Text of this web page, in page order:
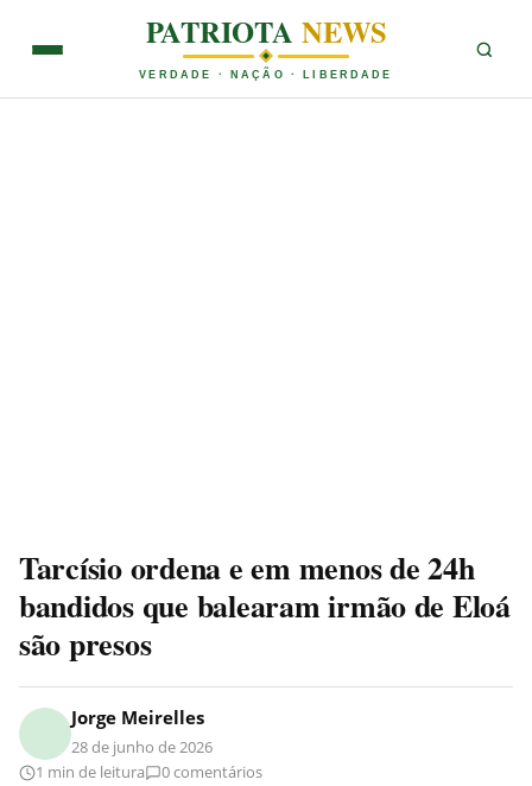
PATRIOTANEWS
VERDADE · NAÇÃO · LIBERDADE
Tarcísio ordena e em menos de 24h
bandidos que balearam irmão de Eloá
são presos
Jorge Meirelles
28 de junho de 2026
1 min de leitura
0 comentários